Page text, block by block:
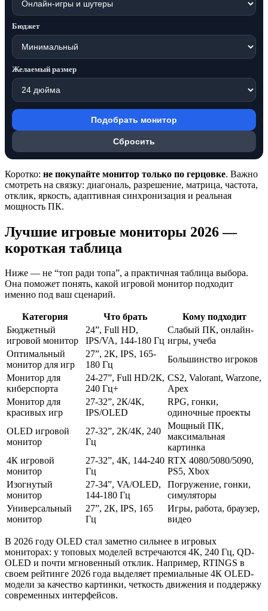
Бюджет
Желаемый размер
Подобрать монитор
Сбросить
Коротко: не покупайте монитор только по герцовке. Важно
смотреть на связку: диагональ, разрешение, матрица, частота,
отклик, яркость, адаптивная синхронизация и реальная
мощность ПК.
Лучшие игровые мониторы 2026 —
короткая таблица
Ниже — не “топ ради топа”, а практичная таблица выбора.
Она поможет понять, какой игровой монитор подходит
именно под ваш сценарий.
Категория Что брать
Кому подходит
Бюджетный
игровой монитор
24”, Full HD,
IPS/VA, 144-180 Гц
Слабый ПК, онлайн-
игры, учеба
Оптимальный
монитор для игр
27”, 2К, IPS, 165-
180 Гц
Большинство игроков
Монитор для
киберспорта
24-27”, Full HD/2К,
240 Гц+
CS2, Valorant, Warzone,
Apex
Монитор для
красивых игр
27-32”, 2К/4К,
IPS/OLED
RPG, гонки,
одиночные проекты
OLED игровой
монитор
27-32”, 2К/4К, 240
Гц
Мощный ПК,
максимальная
картинка
4К игровой
монитор
27-32”, 4К, 144-240
Гц
RTX 4080/5080/5090,
PS5, Xbox
Изогнутый
монитор
27-34”, VA/OLED,
144-180 Гц
Погружение, гонки,
симуляторы
Универсальный
монитор
27”, 2К, IPS, 165
Гц
Игры, работа, браузер,
видео
В 2026 году OLED стал заметно сильнее в игровых
мониторах: у топовых моделей встречаются 4К, 240 Гц, QD-
OLED и почти мгновенный отклик. Например, RTINGS в
своем рейтинге 2026 года выделяет премиальные 4К OLED-
модели за качество картинки, четкость движения и поддержку
современных интерфейсов.